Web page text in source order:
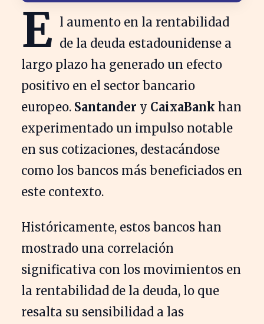
E l aumento en la rentabilidad
de la deuda estadounidense a
largo plazo ha generado un efecto
positivo en el sector bancario
europeo. Santander y CaixaBank han
experimentado un impulso notable
en sus cotizaciones, destacándose
como los bancos más beneficiados en
este contexto.
Históricamente, estos bancos han
mostrado una correlación
significativa con los movimientos en
la rentabilidad de la deuda, lo que
resalta su sensibilidad a las